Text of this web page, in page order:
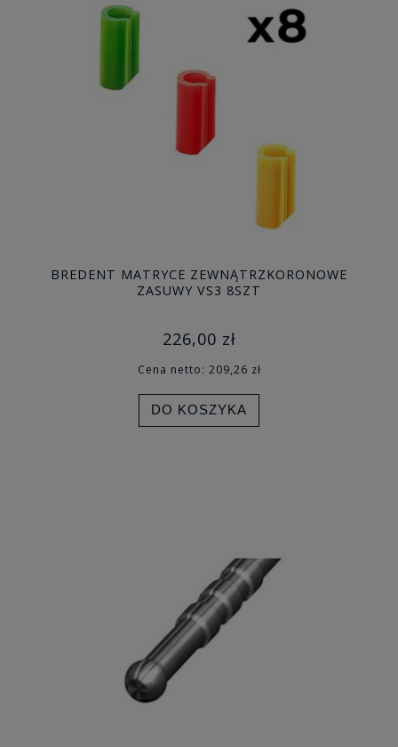
BREDENT MATRYCE ZEWNĄTRZKORONOWE
ZASUWY VS3 8SZT
226,00 zł
Cena netto: 209,26 zł
DO KOSZYKA